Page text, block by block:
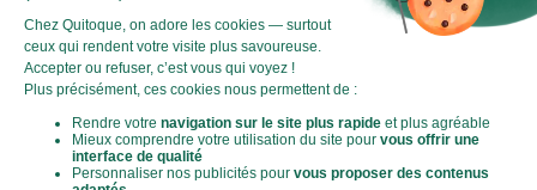
accords mets-vins, entre cépages, intensité des plats, ou
encore acidité et tanins ?
Comprendre les accords mets-vins :
les bases à connaître